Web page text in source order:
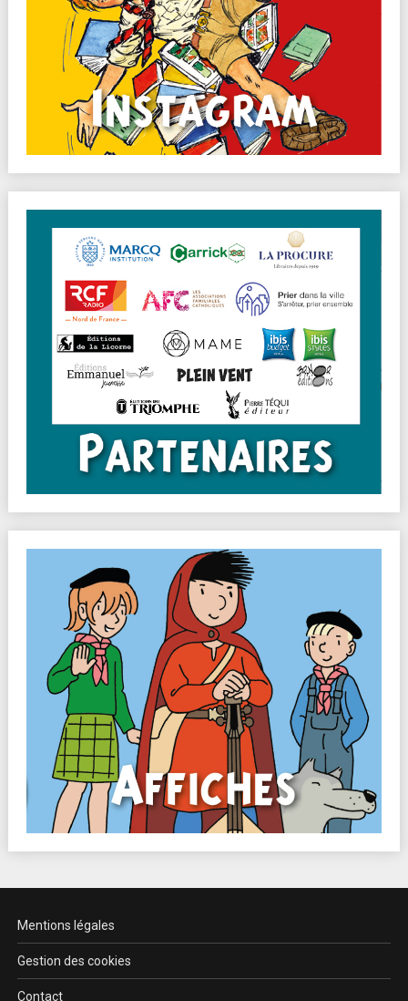
Mentions légales
Gestion des cookies
Contact